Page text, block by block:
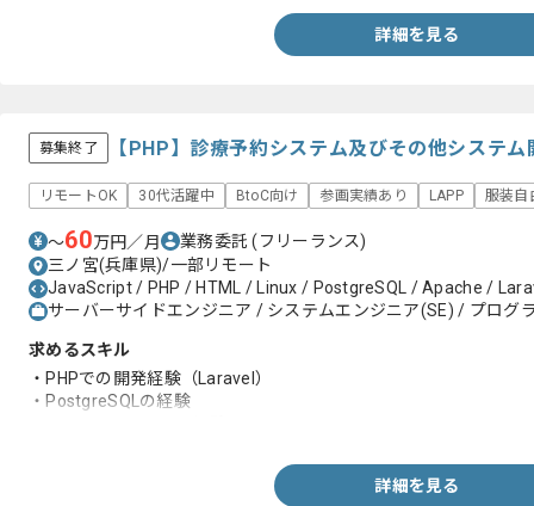
詳細を見る
募集終了 【PHP】診療予約システム及びその他システ
リモートOK 30代活躍中 BtoC向け 参画実績あり LAPP 服装自
〜60万円／月 業務委託(フリーランス)
三ノ宮(兵庫県)/一部リモート
JavaScript / PHP / HTML / Linux / PostgreSQL / Apache /
サーバーサイドエンジニア / システムエンジニア(SE) / プログ
求めるスキル
・PHPでの開発経験（Laravel）
・PostgreSQLの経験
詳細を見る